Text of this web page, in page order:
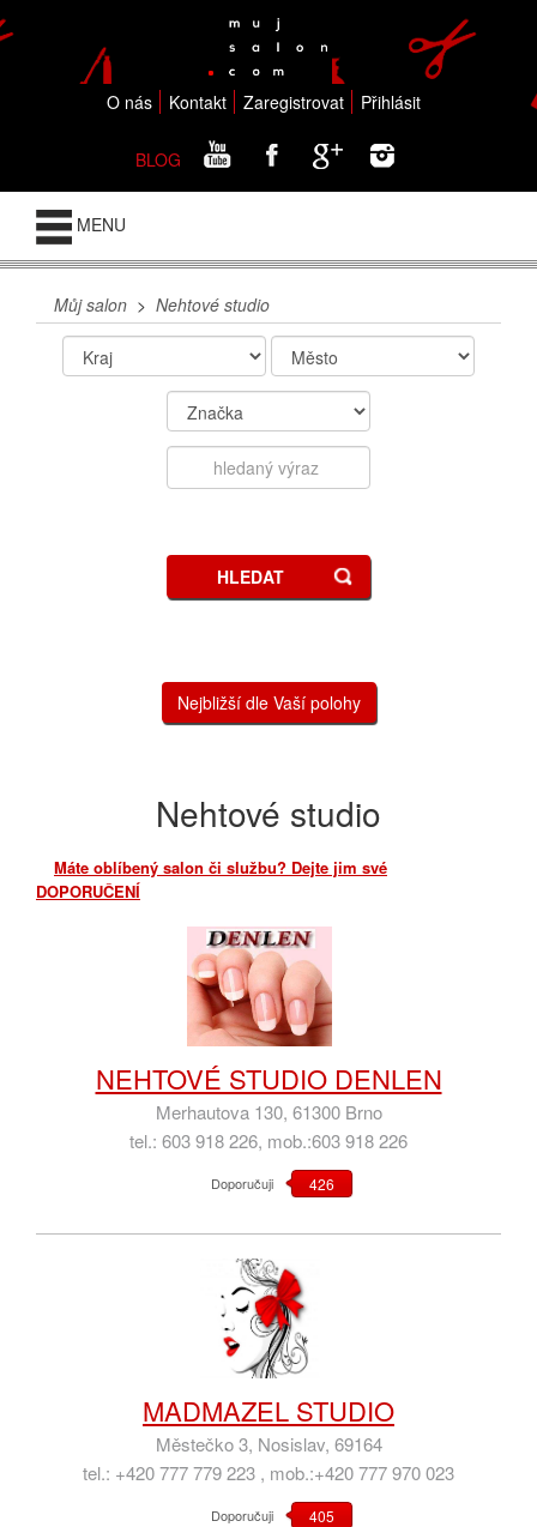
O nás Kontakt Zaregistrovat Přihlásit
BLOG
MENU
Můj salon > Nehtové studio
HLEDAT
Nejbližší dle Vaší polohy
Nehtové studio
Máte oblíbený salon či službu? Dejte jim své
DOPORUČENÍ
NEHTOVÉ STUDIO DENLEN
Merhautova 130, 61300 Brno
tel.: 603 918 226, mob.:603 918 226
Doporučuji 426
MADMAZEL STUDIO
Městečko 3, Nosislav, 69164
tel.: +420 777 779 223 , mob.:+420 777 970 023
Doporučuji 405